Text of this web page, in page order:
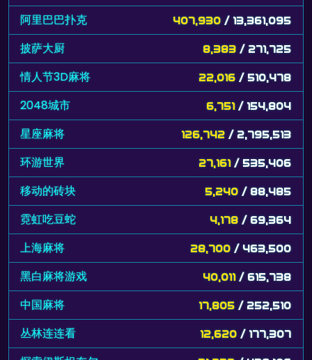
阿里巴巴扑克 407,930 / 13,361,095
披萨大厨 8,383 / 271,725
情人节3D麻将 22,016 / 510,478
2048城市 6,751 / 154,804
星座麻将 126,742 / 2,795,513
环游世界 27,161 / 535,406
移动的砖块 5,240 / 88,485
霓虹吃豆蛇 4,178 / 69,364
上海麻将 28,700 / 463,500
黑白麻将游戏 40,011 / 615,738
中国麻将 17,805 / 252,510
丛林连连看 12,620 / 177,307